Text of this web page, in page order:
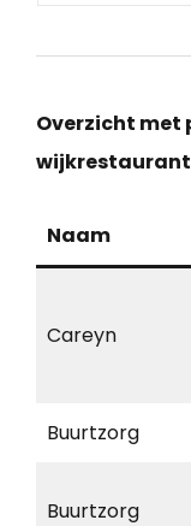
Overzicht met
Naam
Careyn
Buurtzorg
Buurtzorg